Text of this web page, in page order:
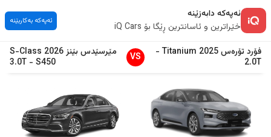
ئەپەکە دابەزێنە
خێراترین و ئاسانترین ڕێگا بۆ iQ Cars
ئەپەکە بەکاربێنە
فۆردتۆرەس2025
Titanium
-
2.0T
VS مێرسێدس بێنز S-Class 2026
S450
-
3.0T